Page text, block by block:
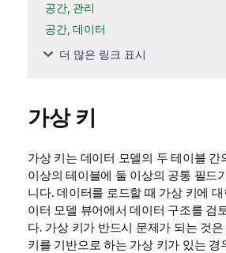
공간, 관리
공간, 데이터
더 많은 링크 표시
가상 키
가상 키는 데이터 모델의 두 테이블 간
이상의 테이블에 둘 이상의 공통 필드
니다. 데이터를 로드할 때 가상 키에
이터 모델 뷰어에서 데이터 구조를 검
다. 가상 키가 반드시 문제가 되는 것
키를 기반으로 하는 가상 키가 있는 경